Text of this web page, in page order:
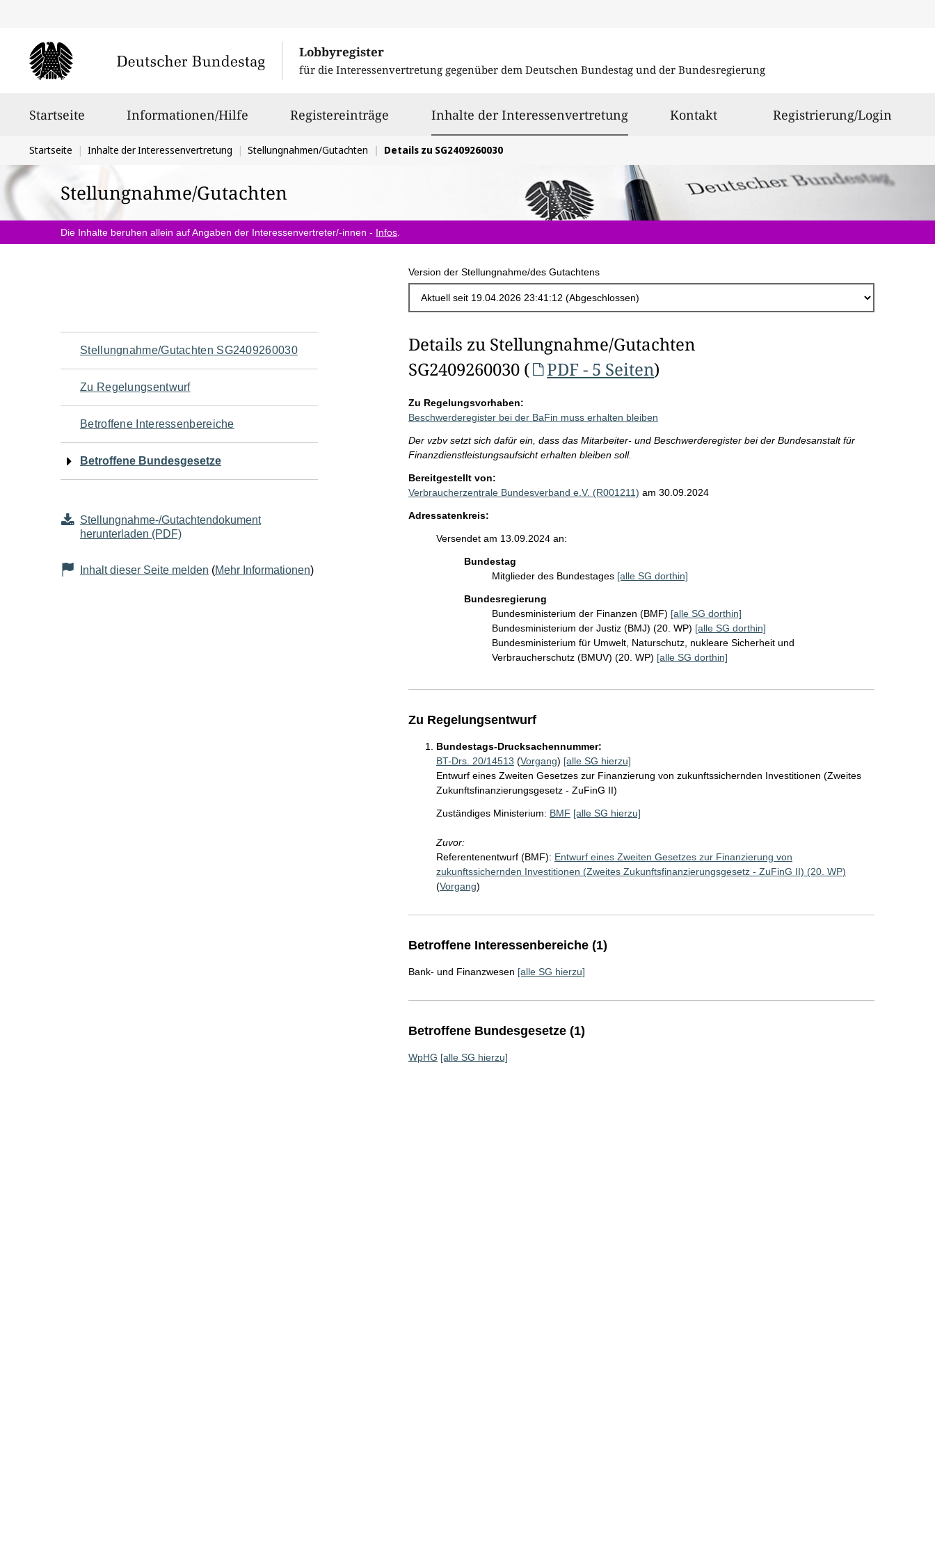
Lobbyregister
für die Interessenvertretung gegenüber dem Deutschen Bundestag und der Bundesregierung
Startseite Informationen/Hilfe Registereinträge Inhalte der Interessenvertretungausgewählt
Kontakt Registrierung/Login
Sie
befinden
sich
hier:
Startseite Inhalte der Interessenvertretung Stellungnahmen/Gutachten Details zu SG2409260030
Stellungnahme/Gutachten
Die Inhalte beruhen allein auf Angaben der Interessenvertreter/-innen - Infos
Version der Stellungnahme/des Gutachtens
Navigation
für
den
Seiteninhalt
Stellungnahme/Gutachten SG2409260030
Zu Regelungsentwurf
Betroffene Interessenbereiche
Betroffene Bundesgesetze
Stellungnahme-/Gutachtendokument
herunterladen (PDF)
Inhalt dieser Seite melden (Mehr Informationen)
Details zu Stellungnahme/Gutachten
SG2409260030 (
PDF - 5 Seiten)
Zu Regelungsvorhaben:
Beschwerderegister bei der BaFin muss erhalten bleiben
Der vzbv setzt sich dafür ein, dass das Mitarbeiter- und Beschwerderegister bei der Bundesanstalt für
Finanzdienstleistungsaufsicht erhalten bleiben soll.
Bereitgestellt von:
Verbraucherzentrale Bundesverband e.V. (R001211) am 30.09.2024
Adressatenkreis:
Versendet am 13.09.2024 an:
Bundestag
Mitglieder des Bundestages [alle SG dorthin]
Bundesregierung
Bundesministerium der Finanzen (BMF) [alle SG dorthin]
Bundesministerium der Justiz (BMJ) (20. WP) [alle SG dorthin]
Bundesministerium für Umwelt, Naturschutz, nukleare Sicherheit und
Verbraucherschutz (BMUV) (20. WP) [alle SG dorthin]
Zu Regelungsentwurf
Bundestags-Drucksachennummer:
BT-Drs. 20/14513 (Vorgang) [alle SG hierzu]
Entwurf eines Zweiten Gesetzes zur Finanzierung von zukunftssichernden Investitionen (Zweites
Zukunftsfinanzierungsgesetz - ZuFinG II)
Zuständiges Ministerium: BMF [alle SG hierzu]
Zuvor:
Referentenentwurf (BMF): Entwurf eines Zweiten Gesetzes zur Finanzierung von
zukunftssichernden Investitionen (Zweites Zukunftsfinanzierungsgesetz - ZuFinG II) (20. WP)
(Vorgang)
Betroffene Interessenbereiche (1)
Bank- und Finanzwesen [alle SG hierzu]
Betroffene Bundesgesetze (1)
WpHG [alle SG hierzu]